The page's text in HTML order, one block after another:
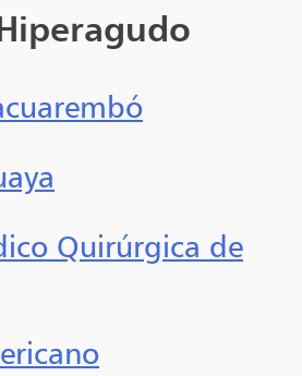
Quirúrgica de